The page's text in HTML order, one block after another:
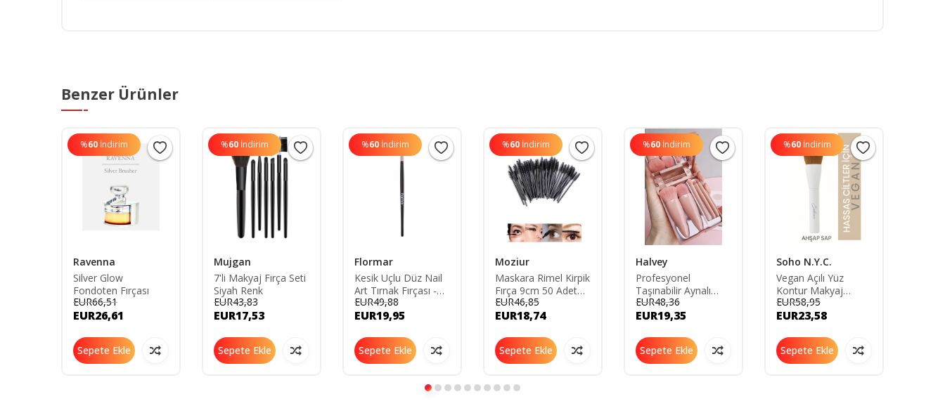
Benzer Ürünler
%60 İndirim
Ravenna
Silver Glow
Fondoten Fırçası
EUR66,51
EUR26,61
Sepete Ekle
%60 İndirim
Mujgan
7'li Makyaj Fırça Seti
Siyah Renk
EUR43,83
EUR17,53
Sepete Ekle
%60 İndirim
Flormar
Kesik Uçlu Düz Nail
Art Tırnak Fırçası -
Nail Art Styling Brush
- 023 -
EUR49,88
EUR19,95
Sepete Ekle
%60 İndirim
Moziur
Maskara Rimel Kirpik
Fırça 9cm 50 Adet
Tek Kullanımlık
EUR46,85
EUR18,74
Sepete Ekle
%60 İndirim
Halvey
Profesyonel
Taşınabilir Aynalı
Makyaj Fırça Seti 5'Li
EUR48,36
EUR19,35
Sepete Ekle
%60 İndirim
Soho N.Y.C.
Vegan Açılı Yüz
Kontur Makyaj
Fırçası-v704-ahşap
Sap 14cm
EUR58,95
EUR23,58
Sepete Ekle